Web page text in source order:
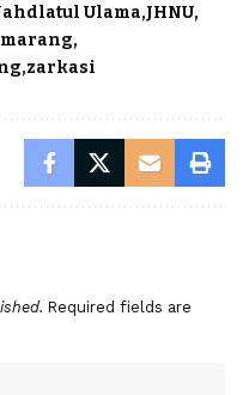
Ulama JHNU
zarkasi
Required fields are